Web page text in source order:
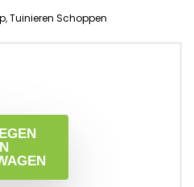
,Tuinieren Schoppen